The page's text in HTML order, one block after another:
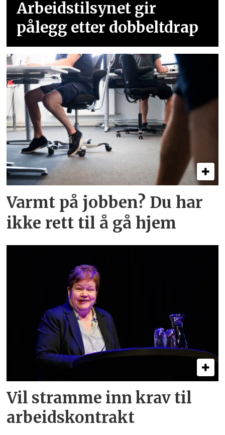
Arbeidstilsynet gir
pålegg etter dobbeltdrap
Varmt på jobben? Du har
ikke rett til å gå hjem
Vil stramme inn krav til
arbeids­kontrakt